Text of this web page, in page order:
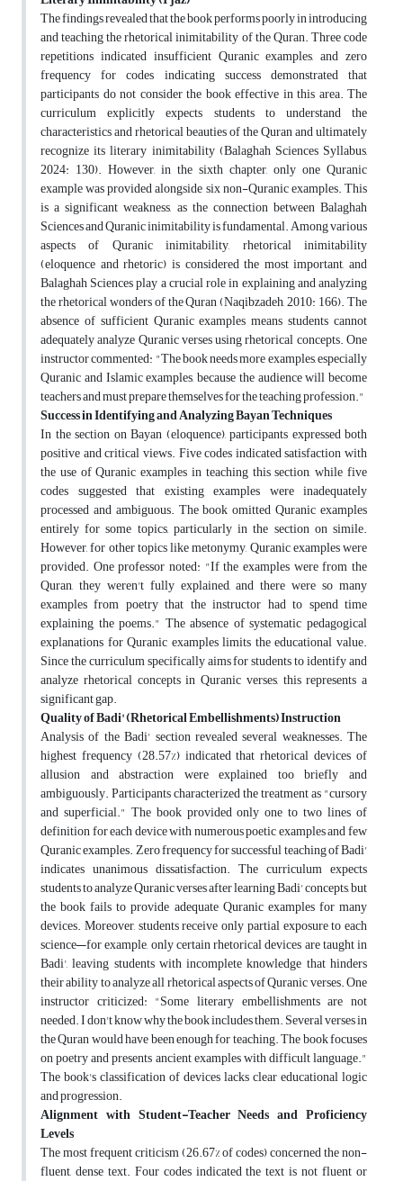
The findings revealed that the book performs poorly in introducing
and teaching the rhetorical inimitability of the Quran. Three code
repetitions indicated insufficient Quranic examples, and zero
frequency for codes indicating success demonstrated that
participants do not consider the book effective in this area. The
curriculum explicitly expects students to understand the
characteristics and rhetorical beauties of the Quran and ultimately
recognize its literary inimitability (Balaghah Sciences Syllabus,
2024: 130). However, in the sixth chapter, only one Quranic
example was provided alongside six non-Quranic examples. This
is a significant weakness, as the connection between Balaghah
Sciences and Quranic inimitability is fundamental. Among various
aspects of Quranic inimitability, rhetorical inimitability
(eloquence and rhetoric) is considered the most important, and
Balaghah Sciences play a crucial role in explaining and analyzing
the rhetorical wonders of the Quran (Naqibzadeh, 2010: 166). The
absence of sufficient Quranic examples means students cannot
adequately analyze Quranic verses using rhetorical concepts. One
instructor commented: "The book needs more examples, especially
Quranic and Islamic examples, because the audience will become
teachers and must prepare themselves for the teaching profession."
Success in Identifying and Analyzing Bayan Techniques
In the section on Bayan (eloquence), participants expressed both
positive and critical views. Five codes indicated satisfaction with
the use of Quranic examples in teaching this section, while five
codes suggested that existing examples were inadequately
processed and ambiguous. The book omitted Quranic examples
entirely for some topics, particularly in the section on simile.
However, for other topics like metonymy, Quranic examples were
provided. One professor noted: "If the examples were from the
Quran, they weren't fully explained, and there were so many
examples from poetry that the instructor had to spend time
explaining the poems." The absence of systematic pedagogical
explanations for Quranic examples limits the educational value.
Since the curriculum specifically aims for students to identify and
analyze rhetorical concepts in Quranic verses, this represents a
significant gap.
Quality of Badi' (Rhetorical Embellishments) Instruction
Analysis of the Badi' section revealed several weaknesses. The
highest frequency (28.57%) indicated that rhetorical devices of
allusion and abstraction were explained too briefly and
ambiguously. Participants characterized the treatment as "cursory
and superficial." The book provided only one to two lines of
definition for each device with numerous poetic examples and few
Quranic examples. Zero frequency for successful teaching of Badi'
indicates unanimous dissatisfaction. The curriculum expects
students to analyze Quranic verses after learning Badi' concepts, but
the book fails to provide adequate Quranic examples for many
devices. Moreover, students receive only partial exposure to each
science—for example, only certain rhetorical devices are taught in
Badi', leaving students with incomplete knowledge that hinders
their ability to analyze all rhetorical aspects of Quranic verses. One
instructor criticized: "Some literary embellishments are not
needed. I don't know why the book includes them. Several verses in
the Quran would have been enough for teaching. The book focuses
on poetry and presents ancient examples with difficult language."
The book's classification of devices lacks clear educational logic
and progression.
Alignment with Student-Teacher Needs and Proficiency
Levels
The most frequent criticism (26.67% of codes) concerned the non-
fluent, dense text. Four codes indicated the text is not fluent or